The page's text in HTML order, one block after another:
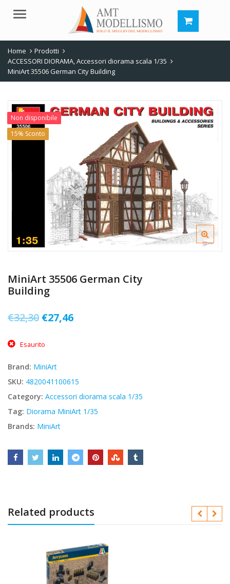
Menu
Home
Prodotti
ACCESSORI DIORAMA,Accessori diorama scala 1/35
MiniArt 35506 German City Building
Non disponibile
15% Sconto
MiniArt 35506 German City
Building
€32,30 Il
originale
era:
€32,30.
€27,46Il
€27,46.
Esaurito
Brand: MiniArt
SKU: 4820041100615
Category: Accessori diorama scala 1/35
Tag: Diorama MiniArt 1/35
Brands: MiniArt
Related products